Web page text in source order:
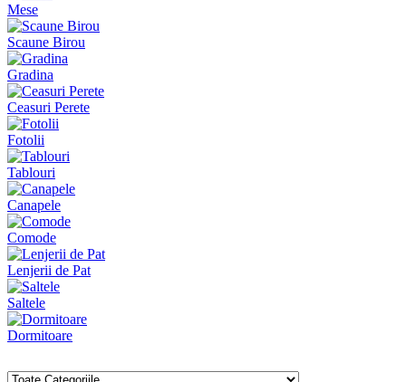
Mese
Scaune Birou
Gradina
Ceasuri Perete
Fotolii
Tablouri
Canapele
Comode
Lenjerii de Pat
Saltele
Dormitoare